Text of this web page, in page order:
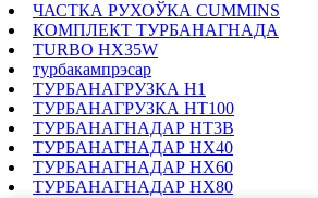
ЧАСТКА РУХОЎКА CUMMINS
КОМПЛЕКТ ТУРБАНАГНАДА
TURBO HX35W
турбакампрэсар
ТУРБАНАГРУЗКА H1
ТУРБАНАГРУЗКА HT100
ТУРБАНАГНАДАР HT3B
ТУРБАНАГНАДАР HX40
ТУРБАНАГНАДАР HX60
ТУРБАНАГНАДАР HX80